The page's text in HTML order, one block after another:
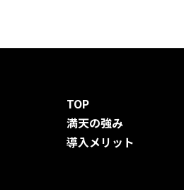
TOP
満天の強み
導入メリット